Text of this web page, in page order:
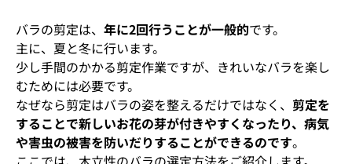
バラの剪定は、 年に2回行うことが一般的です。
主に、夏と冬に行います。
少し手間のかかる剪定作業ですが、きれいなバラを楽し
むためには必要です。
なぜなら剪定はバラの姿を整えるだけではなく、 剪定を
することで新しいお花の芽が付きやすくなったり、病気
や害虫の被害を防いだりすることができるのです。